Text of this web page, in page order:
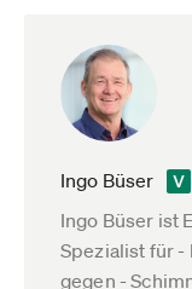
Ingo Büser
Ingo Büser ist
Spezialist für
gegen -